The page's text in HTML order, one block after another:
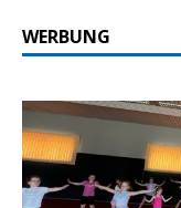
WERBUNG